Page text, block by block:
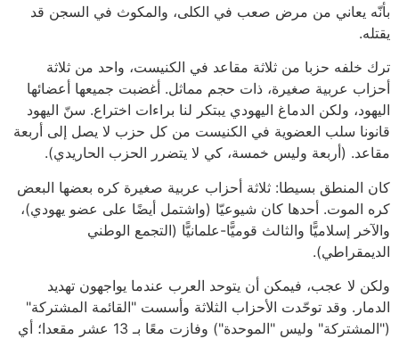
بأنّه يعاني من مرض صعب في الكلى، والمكوث في السجن قد
يقتله.
ترك خلفه حزبا من ثلاثة مقاعد في الكنيست، واحد من ثلاثة
أحزاب عربية صغيرة، ذات حجم مماثل. أغضبت جميعها أعضائها
اليهود، ولكن الدماغ اليهودي يبتكر لنا براءات اختراع. سنّ اليهود
قانونا سلب العضوية في الكنيست من كل حزب لا يصل إلى أربعة
مقاعد. (أربعة وليس خمسة، كي لا يتضرر الحزب الحاريدي).
كان المنطق بسيطا: ثلاثة أحزاب عربية صغيرة كره بعضها البعض
كره الموت. أحدها كان شيوعيّا (واشتمل أيضًا على عضو يهودي)،
والآخر إسلاميًّا والثالث قوميًّا-علمانيًّا (التجمع الوطني
الديمقراطي).
ولكن لا عجب، فيمكن أن يتوحد العرب عندما يواجهون تهديد
الدمار. وقد توحّدت الأحزاب الثلاثة وأسست "القائمة المشتركة"
("المشتركة" وليس "الموحدة") وفازت معًا بـ 13 عشر مقعدا؛ أي